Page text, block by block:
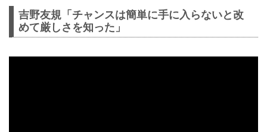
吉野友規「チャンスは簡単に手に入らないと改
めて厳しさを知った」